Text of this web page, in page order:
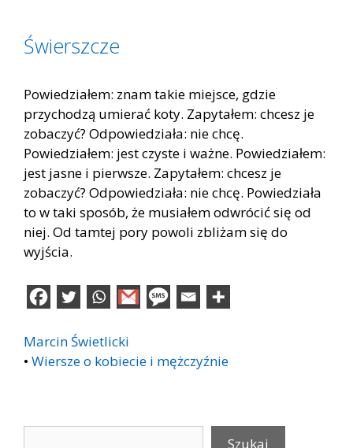
Świerszcze
Powiedziałem: znam takie miejsce, gdzie
przychodzą umierać koty. Zapytałem: chcesz je
zobaczyć? Odpowiedziała: nie chcę.
Powiedziałem: jest czyste i ważne. Powiedziałem:
jest jasne i pierwsze. Zapytałem: chcesz je
zobaczyć? Odpowiedziała: nie chcę. Powiedziała
to w taki sposób, że musiałem odwrócić się od
niej. Od tamtej pory powoli zbliżam się do
wyjścia.
Marcin Świetlicki
• Wiersze o kobiecie i mężczyźnie
Szukaj